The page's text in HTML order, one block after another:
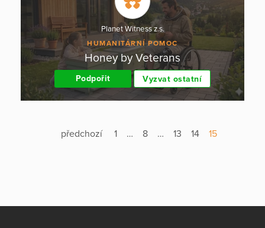
Planet Witness z.s.
HUMANITÁRNÍ POMOC
Honey by Veterans
Podpořit Vyzvat ostatní
předchozí 1 … 8 … 13 14 15